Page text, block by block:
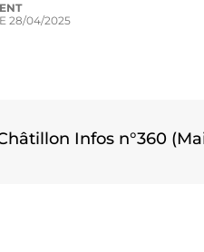
28/04/2025
Infos n°360